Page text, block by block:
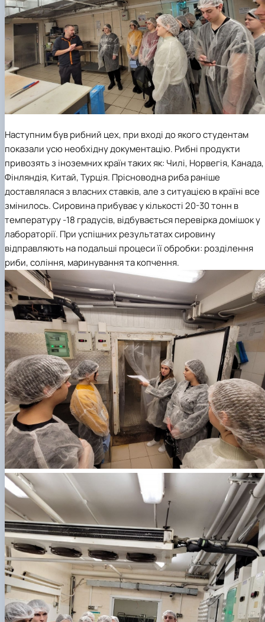
Наступним був рибний цех, при вході до якого студентам
показали усю необхідну документацію. Рибні продукти
привозять з іноземних країн таких як: Чилі, Норвегія, Канада,
Фінляндія, Китай, Турція. Прісноводна риба раніше
доставлялася з власних ставків, але з ситуацією в країні все
змінилось. Сировина прибуває у кількості 20-30 тонн в
температуру -18 градусів, відбувається перевірка домішок у
лабораторії. При успішних результатах сировину
відправляють на подальші процеси її обробки: розділення
риби, соління, маринування та копчення.